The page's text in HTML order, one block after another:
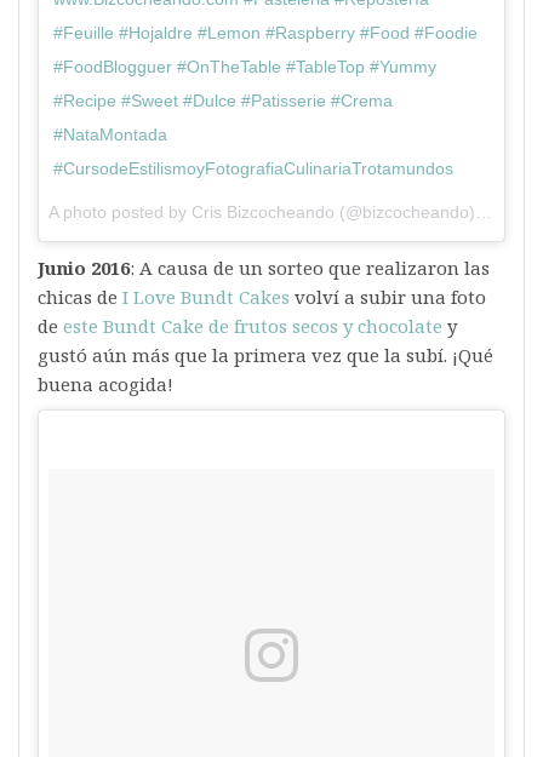
#Feuille #Hojaldre #Lemon #Raspberry #Food #Foodie
#FoodBlogguer #OnTheTable #TableTop #Yummy
#Recipe #Sweet #Dulce #Patisserie #Crema
#NataMontada
#CursodeEstilismoyFotografiaCulinariaTrotamundos
A photo posted by Cris Bizcocheando (@bizcocheando) on
Junio 2016: A causa de un sorteo que realizaron las
chicas de I Love Bundt Cakes volví a subir una foto
de este Bundt Cake de frutos secos y chocolate y
gustó aún más que la primera vez que la subí. ¡Qué
buena acogida!